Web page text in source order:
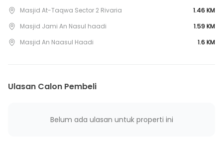
30 menit ke Gerbang Tol Brigif 4
35 menit ke Gerbang Tol Brigif 1
Masjid At-Taqwa Sector 2 Rivaria
1.46 KM
Masjid Jami An Nasul haadi
1.59 KM
Masjid An Naasul Haadi
1.6 KM
Ulasan Calon Pembeli
Belum ada ulasan untuk properti ini